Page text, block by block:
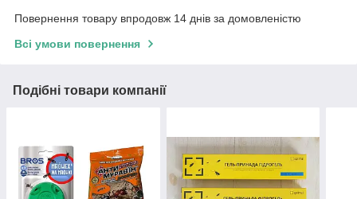
Повернення товару впродовж 14 днів за домовленістю
Всі умови повернення
Подібні товари компанії